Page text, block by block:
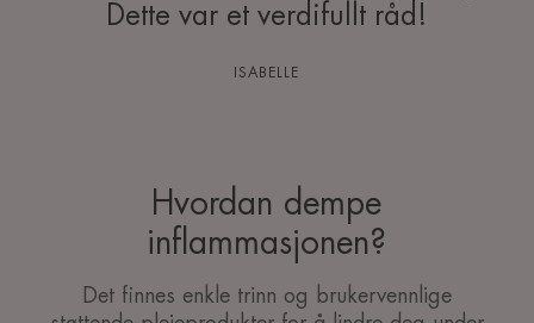
Dette var et verdifullt råd!
ISABELLE
Hvordan dempe
inflammasjonen?
Det finnes enkle trinn og brukervennlige